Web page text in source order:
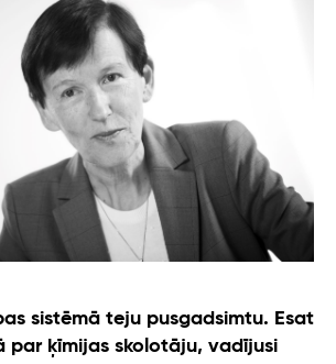
sistēmā teju pusgadsimtu. Esat
par ķīmijas skolotāju, vadījusi